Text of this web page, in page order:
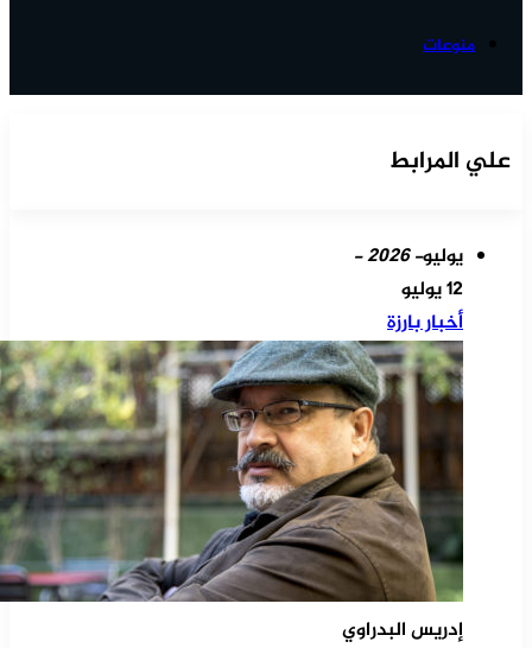
منوعات
علي المرابط
يوليو- 2026 -
12 يوليو
أخبار بارزة
إدريس البدراوي